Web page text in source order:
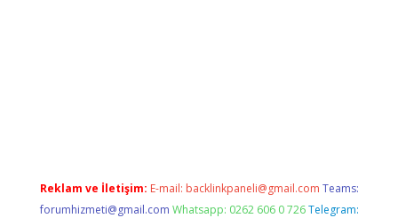
Reklam ve İletişim: E-mail: backlinkpaneli@gmail.com Teams:
forumhizmeti@gmail.com Whatsapp: 0262 606 0 726 Telegram: